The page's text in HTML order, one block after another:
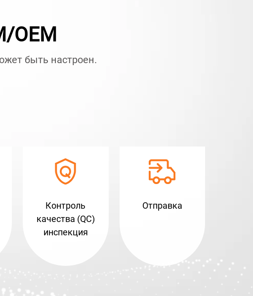
OEM
быть настроен.
Контроль
качества (QC)
инспекция
Отправка